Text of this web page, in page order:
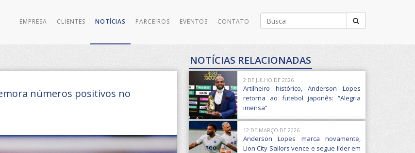
Buscar
por:
EMPRESA CLIENTES NOTÍCIAS PARCEIROS EVENTOS CONTATO
números positivos no
NOTÍCIAS RELACIONADAS
2 DE JULHO DE 2026
Artilheiro histórico, Anderson Lopes
retorna ao futebol japonês: “Alegria
imensa”
12 DE MARÇO DE 2026
Anderson Lopes marca novamente,
Lion City Sailors vence e segue líder em